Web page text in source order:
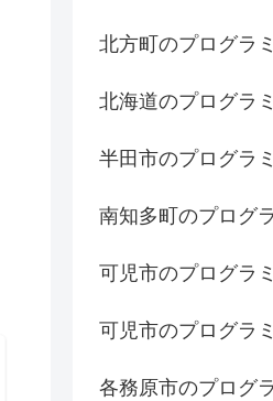
北方町のプログラ
北海道のプログラ
半田市のプログラ
南知多町のプログ
可児市のプログラ
可児市のプログラ
各務原市のプログ